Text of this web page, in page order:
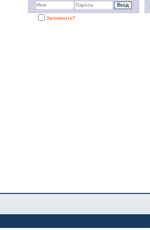
Запомнить?